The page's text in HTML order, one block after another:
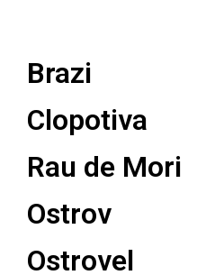
Brazi
Clopotiva
Rau de Mori
Ostrov
Ostrovel